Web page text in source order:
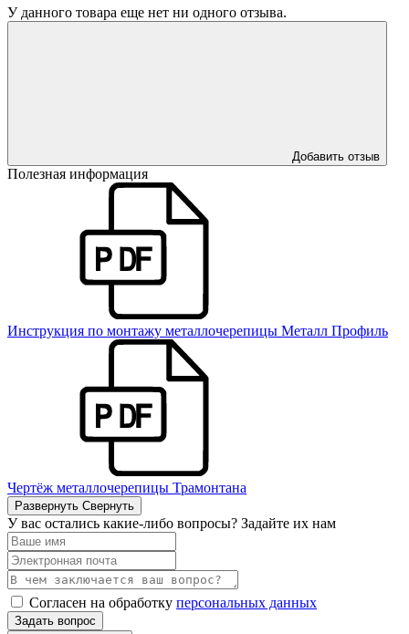
У данного товара еще нет ни одного отзыва.
Добавить отзыв
Полезная информация
Инструкция по монтажу металлочерепицы Металл Профиль
Чертёж металлочерепицы Трамонтана
Развернуть Свернуть
У вас остались какие-либо вопросы? Задайте их нам
Согласен на обработку персональных данных
Задать вопрос